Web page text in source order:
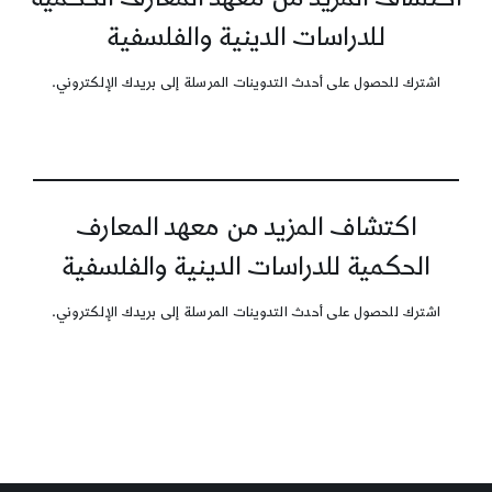
للدراسات الدينية والفلسفية
اشترك للحصول على أحدث التدوينات المرسلة إلى بريدك الإلكتروني.
اكتشاف المزيد من معهد المعارف
الحكمية للدراسات الدينية والفلسفية
اشترك للحصول على أحدث التدوينات المرسلة إلى بريدك الإلكتروني.